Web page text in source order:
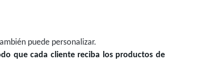
puede personalizar.
que cada cliente reciba los productos de